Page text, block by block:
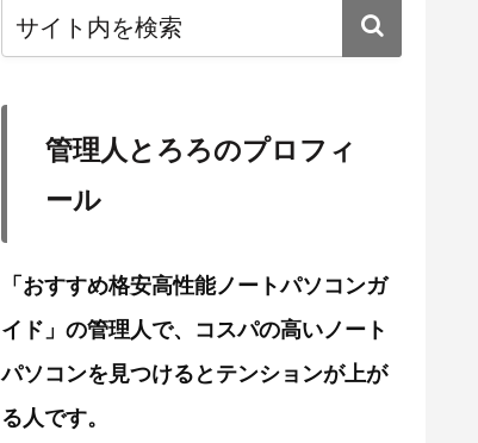
管理人とろろのプロフィ
ール
「おすすめ格安高性能ノートパソコンガ
イド」の管理人で、コスパの高いノート
パソコンを見つけるとテンションが上が
る人です。